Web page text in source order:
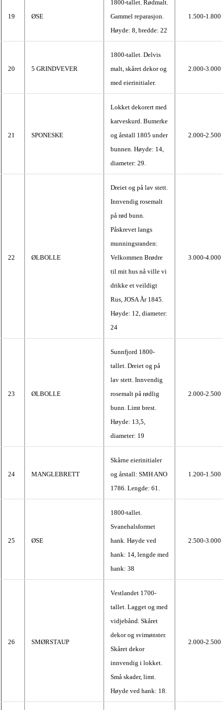
19 ØSE
1800-tallet. Rødmalt.
Gammel reparasjon.
Høyde: 8, bredde: 22
1.500-1.800
20 5 GRINDVEVER
1800-tallet. Delvis
malt, skåret dekor og
med eierinitialer.
2.000-3.000
21 SPONESKE
Lokket dekorert med
karveskurd. Bumerke
og årstall 1805 under
bunnen. Høyde: 14,
diameter: 29.
2.000-2.500
22 ØLBOLLE
Dreiet og på lav stett.
Innvendig rosemalt
på rød bunn.
Påskrevet langs
munningsranden:
Velkommen Brødre
til mit hus nå ville vi
drikke et veildigt
Rus, JOSA År 1845.
Høyde: 12, diameter:
24
3.000-4.000
23 ØLBOLLE
Sunnfjord 1800-
tallet. Dreiet og på
lav stett. Innvendig
rosemalt på rødlig
bunn. Limt brest.
Høyde: 13,5,
diameter: 19
2.000-2.500
24 MANGLEBRETT
Skårne eierinitialer
og årstall: SMH ANO
1786. Lengde: 61.
1.200-1.500
25 ØSE
1800-tallet.
Svanehalsformet
hank. Høyde ved
hank: 14, lengde med
hank: 38
2.500-3.000
26 SMØRSTAUP
Vestlandet 1700-
tallet. Lagget og med
vidjebånd. Skåret
dekor og svimønster.
Skåret dekor
innvendig i lokket.
Små skader, limt.
Høyde ved hank: 18.
2.000-2.500